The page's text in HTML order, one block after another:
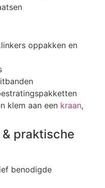
oppakken en
klem aan een kraan,
praktische
benodigde